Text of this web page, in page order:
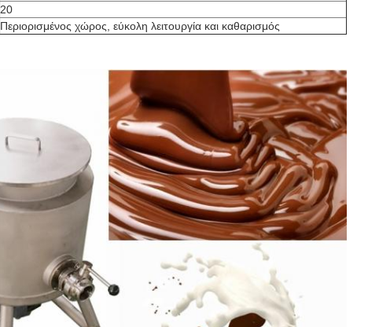
20
Περιορισμένος χώρος, εύκολη λειτουργία και καθαρισμός